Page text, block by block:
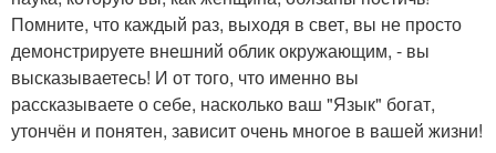
Помните, что каждый раз, выходя в свет, вы не просто
демонстрируете внешний облик окружающим, - вы
высказываетесь! И от того, что именно вы
рассказываете о себе, насколько ваш "Язык" богат,
утончён и понятен, зависит очень многое в вашей жизни!